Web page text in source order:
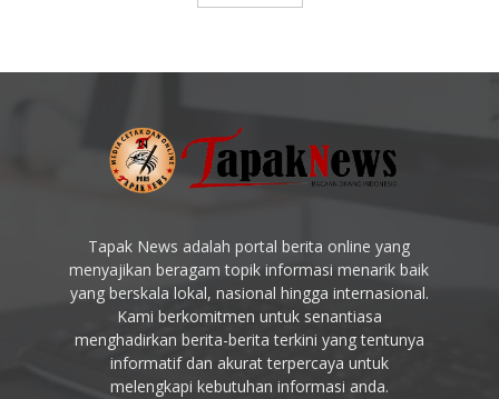
Tapak News adalah portal berita online yang
menyajikan beragam topik informasi menarik baik
yang berskala lokal, nasional hingga internasional.
Kami berkomitmen untuk senantiasa
menghadirkan berita-berita terkini yang tentunya
informatif dan akurat terpercaya untuk
melengkapi kebutuhan informasi anda.